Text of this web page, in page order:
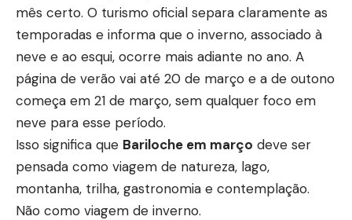
mês certo. O turismo oficial separa claramente as
temporadas e informa que o inverno, associado à
neve e ao esqui, ocorre mais adiante no ano. A
página de verão vai até 20 de março e a de outono
começa em 21 de março, sem qualquer foco em
neve para esse período.
Isso significa que Bariloche em março deve ser
pensada como viagem de natureza, lago,
montanha, trilha, gastronomia e contemplação.
Não como viagem de inverno.